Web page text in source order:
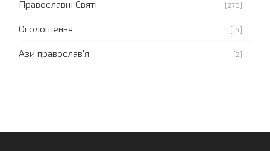
Православні Святі [270]
Оголошення [14]
Ази православ'я [2]